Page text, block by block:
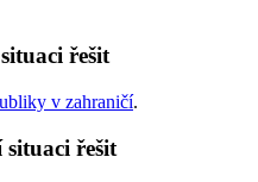
řešit
v zahraničí.
řešit